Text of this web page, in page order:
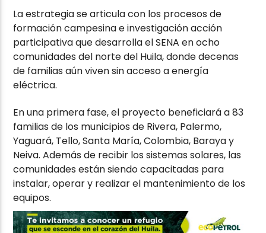
La estrategia se articula con los procesos de
formación campesina e investigación acción
participativa que desarrolla el SENA en ocho
comunidades del norte del Huila, donde decenas
de familias aún viven sin acceso a energía
eléctrica.
En una primera fase, el proyecto beneficiará a 83
familias de los municipios de Rivera, Palermo,
Yaguará, Tello, Santa María, Colombia, Baraya y
Neiva. Además de recibir los sistemas solares, las
comunidades están siendo capacitadas para
instalar, operar y realizar el mantenimiento de los
equipos.